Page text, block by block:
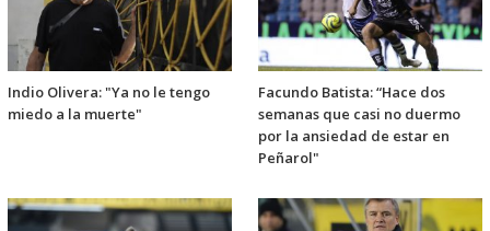
Indio Olivera: "Ya no le tengo
miedo a la muerte"
Facundo Batista: “Hace dos
semanas que casi no duermo
por la ansiedad de estar en
Peñarol"